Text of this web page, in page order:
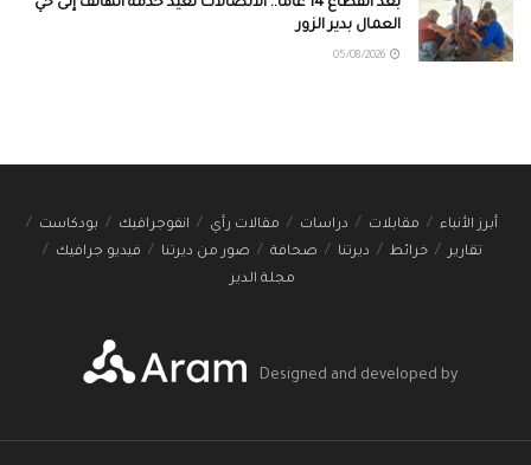
بعد انقطاع 14 عاماً.. الاتصالات تعيد خدمة الهاتف إلى حي
العمال بدير الزور
أبرز الأنباء مقابلات دراسات مقالات رأي انفوجرافيك
بودكاست
تقارير
خرائط ديرتنا صحافة صور من ديرتنا
فيديو جرافيك
مجلة الدير
Designed and developed by